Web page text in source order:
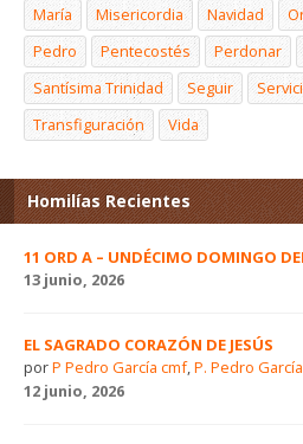
María
Misericordia Navidad
Pedro
Pentecostés Perdonar
Santísima Trinidad
Seguir
Transfiguración
Vida
Homilías Recientes
11 ORD A – UNDÉCIMO DOMINGO
13 junio, 2026
EL SAGRADO CORAZÓN DE JESÚS
porP Pedro García cmf,P. Pedro García
12 junio, 2026